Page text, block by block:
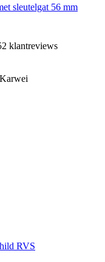
sleutelgat 56 mm
klantreviews
RVS